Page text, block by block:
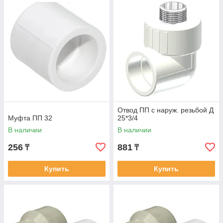
Муфта ПП 32
В наличии
256 ₸
Купить
Отвод ПП с наруж. резьбой Д
25*3/4
В наличии
881 ₸
Купить